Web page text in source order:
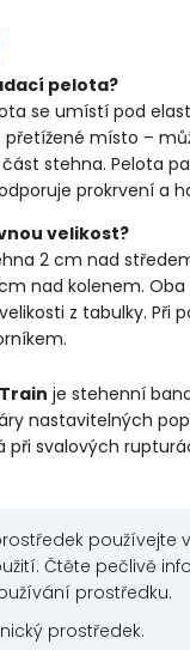
pelota?
se umístí pod
přetížené místo –
stehna. Pelota
prokrvení a
velikost?
2 cm nad
nad kolenem.
z tabulky. Při
je stehenní
nastavitelných
při svalových
používejte
Čtěte pečlivě
prostředku.
prostředek.